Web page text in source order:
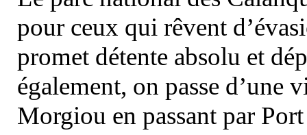
pour ceux qui rêvent
promet détente absolu et
également, on passe d’une
Morgiou en passant par